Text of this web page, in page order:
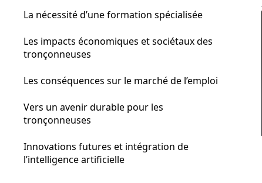
La nécessité d’une formation spécialisée
Les impacts économiques et sociétaux des
tronçonneuses
Les conséquences sur le marché de l’emploi
Vers un avenir durable pour les
tronçonneuses
Innovations futures et intégration de
l’intelligence artificielle